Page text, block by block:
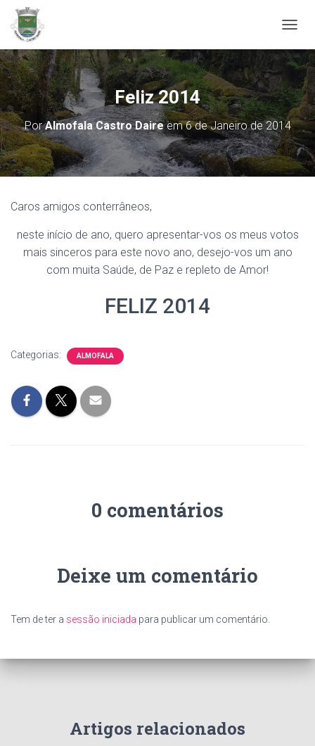
Feliz 2014
PorAlmofala Castro Daireem6 de Janeiro de 2014
Caros amigos conterrâneos,
neste início de ano, quero apresentar-vos os meus votos
mais sinceros para este novo ano, desejo-vos um ano
com muita Saúde, de Paz e repleto de Amor!
FELIZ 2014
Categorias: ALMOFALA
0 comentários
Deixe um comentário
Tem de ter a sessão iniciada para publicar um comentário.
Artigos relacionados